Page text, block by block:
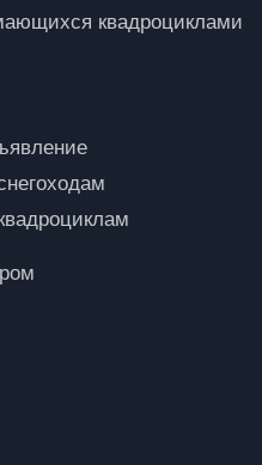
квадроциклами